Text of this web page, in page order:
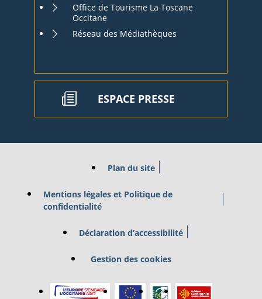
Office de Tourisme La Toscane
Occitane
Réseau des Médiathèques
ESPACE PRESSE
Plan du site
Mentions légales et Politique de
confidentialité
Déclaration d’accessibilité
Gestion des cookies